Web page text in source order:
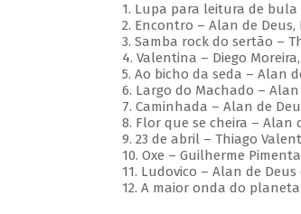
1. Lupa para leitura de bula
2. Encontro – Alan de Deus,
3. Samba rock do sertão –
4. Valentina – Diego
5. Ao bicho da seda – Alan
6. Largo do Machado –
7. Caminhada – Alan de
8. Flor que se cheira – Alan
9. 23 de abril – Thiago
10. Oxe – Guilherme
11. Ludovico – Alan de Deus
12. A maior onda do